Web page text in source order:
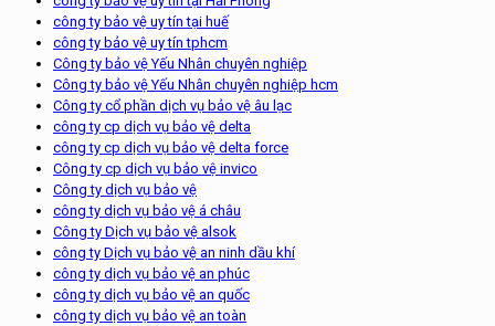
công ty bảo vệ uy tín tại huế
công ty bảo vệ uy tín tphcm
Công ty bảo vệ Yếu Nhân chuyên nghiệp
Công ty bảo vệ Yếu Nhân chuyên nghiệp hcm
Công ty cổ phần dịch vụ bảo vệ âu lạc
công ty cp dịch vụ bảo vệ delta
công ty cp dịch vụ bảo vệ delta force
Công ty cp dịch vụ bảo vệ invico
Công ty dịch vụ bảo vệ
công ty dịch vụ bảo vệ á châu
Công ty Dịch vụ bảo vệ alsok
công ty Dịch vụ bảo vệ an ninh dầu khí
công ty dịch vụ bảo vệ an phúc
công ty dịch vụ bảo vệ an quốc
công ty dịch vụ bảo vệ an toàn